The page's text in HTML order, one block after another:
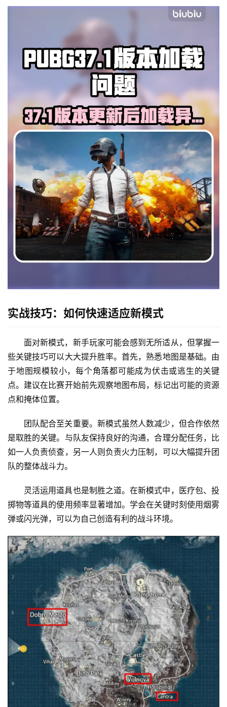
实战技巧：如何快速适应新模式
面对新模式，新手玩家可能会感到无所适从，但掌握一
些关键技巧可以大大提升胜率。首先，熟悉地图是基础。由
于地图规模较小，每个角落都可能成为伏击或逃生的关键
点。建议在比赛开始前先观察地图布局，标记出可能的资源
点和掩体位置。
团队配合至关重要。新模式虽然人数减少，但合作依然
是取胜的关键。与队友保持良好的沟通，合理分配任务，比
如一人负责侦查，另一人则负责火力压制，可以大幅提升团
队的整体战斗力。
灵活运用道具也是制胜之道。在新模式中，医疗包、投
掷物等道具的使用频率显著增加。学会在关键时刻使用烟雾
弹或闪光弹，可以为自己创造有利的战斗环境。